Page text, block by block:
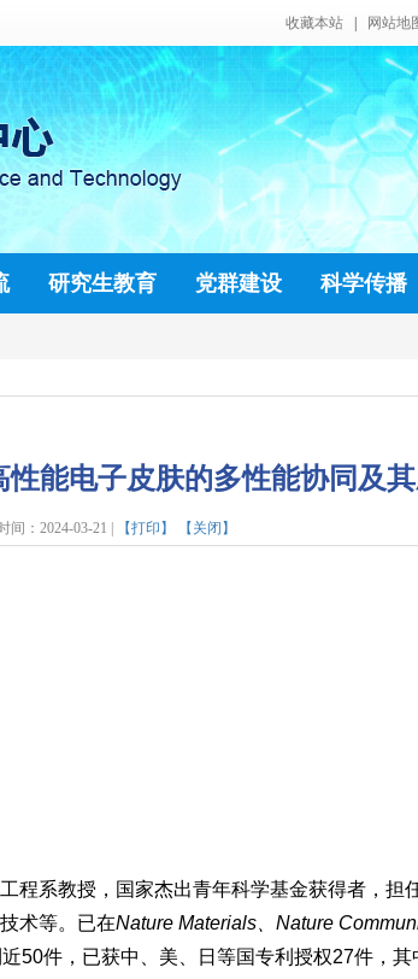
收藏本站 网站地
研究生教育 党群建设 科学传播
能电子皮肤的多性能协同及
间：2024-03-21 | 【打印】 【关闭】
程系教授，国家杰出青年科学基金获得者，担
术等。已在Nature Materials、Nature
50件，已获中、美、日等国专利授权27件，